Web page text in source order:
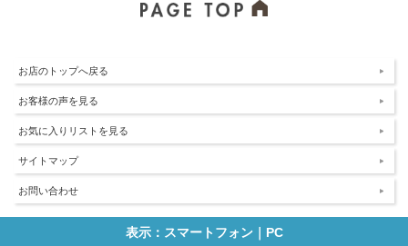
お店のトップへ戻る
お客様の声を見る
お気に入りリストを見る
サイトマップ
お問い合わせ
表示：スマートフォン｜ PC